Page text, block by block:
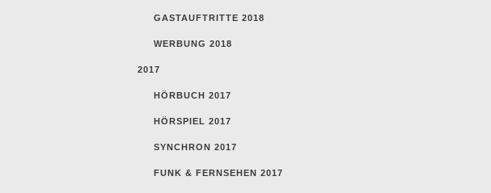
GASTAUFTRITTE 2018
WERBUNG 2018
2017
HÖRBUCH 2017
HÖRSPIEL 2017
SYNCHRON 2017
FUNK & FERNSEHEN 2017